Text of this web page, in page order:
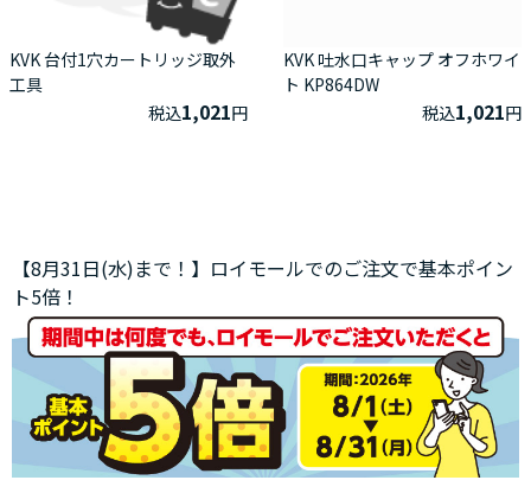
KVK 台付1穴カートリッジ取外
工具
税込1,021円
KVK 吐水口キャップ オフホワイ
ト KP864DW
税込1,021円
【8月31日(水)まで！】ロイモールでのご注文で基本ポイン
ト5倍！